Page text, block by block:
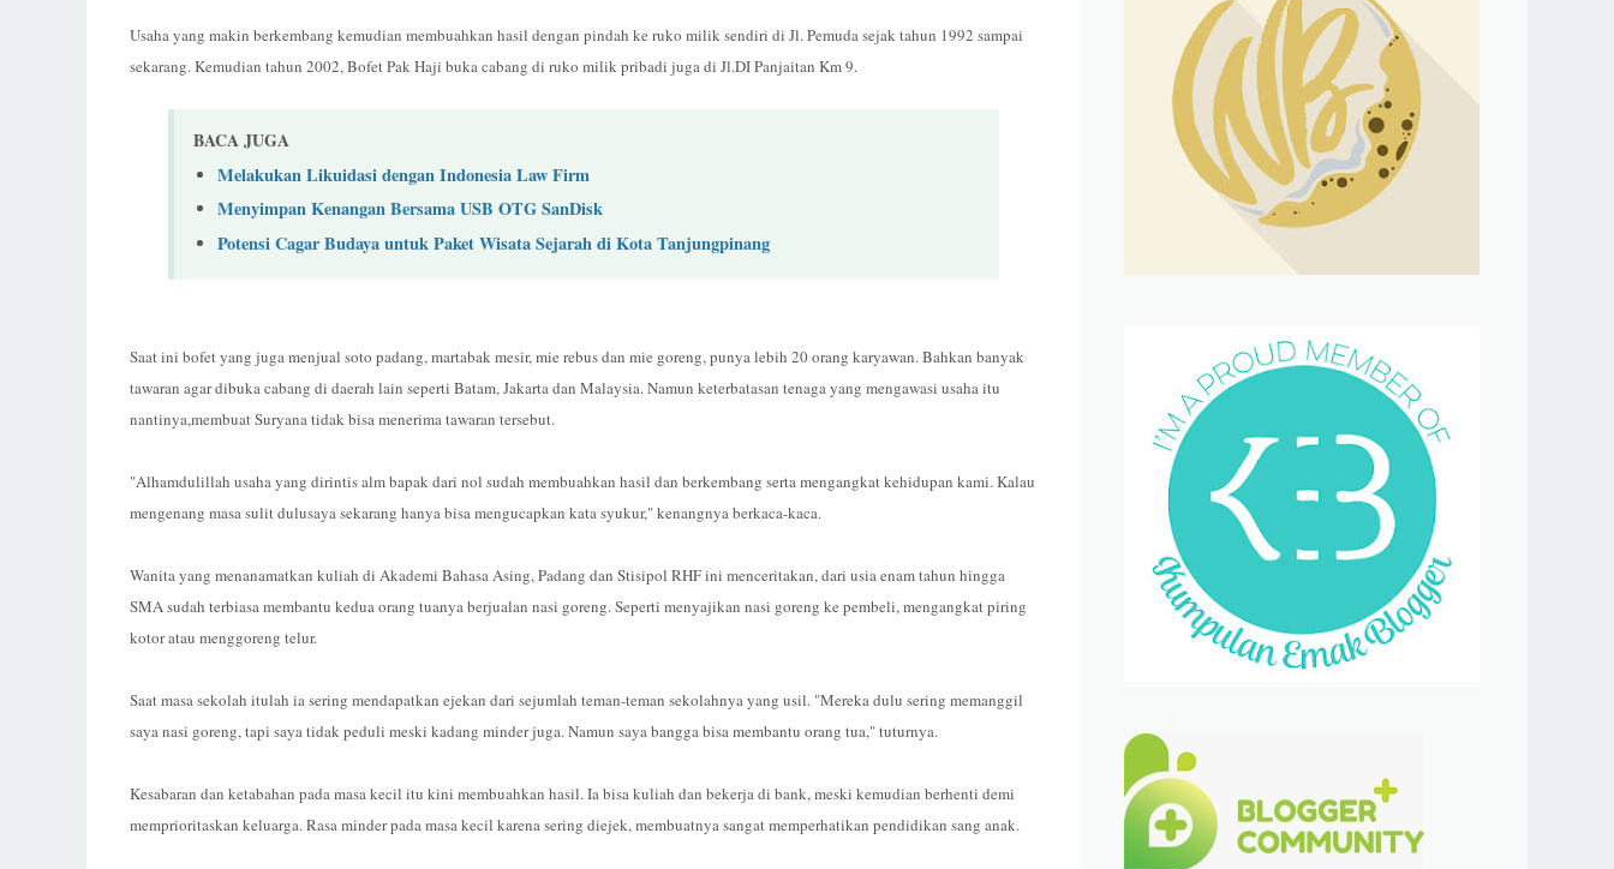
Usaha yang makin berkembang kemudian membuahkan hasil dengan pindah ke ruko milik sendiri di Jl. Pemuda sejak tahun 1992 sampai
sekarang. Kemudian tahun 2002, Bofet Pak Haji buka cabang di ruko milik pribadi juga di Jl.DI Panjaitan Km 9.
BACA JUGA
Melakukan Likuidasi dengan Indonesia Law Firm
Menyimpan Kenangan Bersama USB OTG SanDisk
Potensi Cagar Budaya untuk Paket Wisata Sejarah di Kota Tanjungpinang
Saat ini bofet yang juga menjual soto padang, martabak mesir, mie rebus dan mie goreng, punya lebih 20 orang karyawan. Bahkan banyak
tawaran agar dibuka cabang di daerah lain seperti Batam, Jakarta dan Malaysia. Namun keterbatasan tenaga yang mengawasi usaha itu
nantinya,membuat Suryana tidak bisa menerima tawaran tersebut.
"Alhamdulillah usaha yang dirintis alm bapak dari nol sudah membuahkan hasil dan berkembang serta mengangkat kehidupan kami. Kalau
mengenang masa sulit dulusaya sekarang hanya bisa mengucapkan kata syukur," kenangnya berkaca-kaca.
Wanita yang menanamatkan kuliah di Akademi Bahasa Asing, Padang dan Stisipol RHF ini menceritakan, dari usia enam tahun hingga
SMA sudah terbiasa membantu kedua orang tuanya berjualan nasi goreng. Seperti menyajikan nasi goreng ke pembeli, mengangkat piring
kotor atau menggoreng telur.
Saat masa sekolah itulah ia sering mendapatkan ejekan dari sejumlah teman-teman sekolahnya yang usil. "Mereka dulu sering memanggil
saya nasi goreng, tapi saya tidak peduli meski kadang minder juga. Namun saya bangga bisa membantu orang tua," tuturnya.
Kesabaran dan ketabahan pada masa kecil itu kini membuahkan hasil. Ia bisa kuliah dan bekerja di bank, meski kemudian berhenti demi
memprioritaskan keluarga. Rasa minder pada masa kecil karena sering diejek, membuatnya sangat memperhatikan pendidikan sang anak.